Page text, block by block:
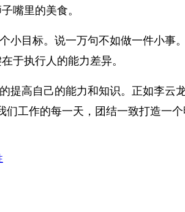
嘴里的美食。
小目标。说一万句不如做一件小
于执行人的能力差异。
高自己的能力和知识。正如李云
工作的每一天，团结一致打造一